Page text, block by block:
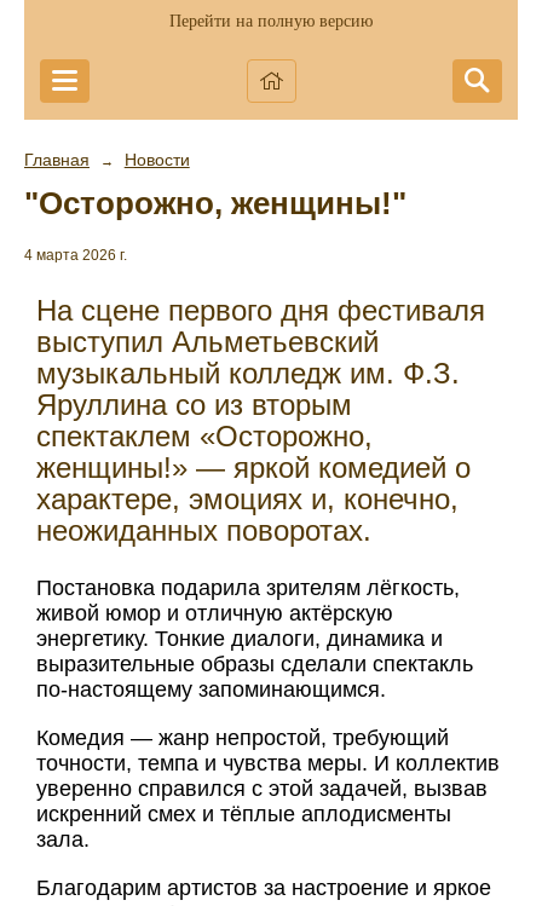
Перейти на полную версию
Главная → Новости
"Осторожно, женщины!"
4 марта 2026 г.
На сцене первого дня фестиваля
выступил Альметьевский
музыкальный колледж им. Ф.З.
Яруллина со из вторым
спектаклем «Осторожно,
женщины!» — яркой комедией о
характере, эмоциях и, конечно,
неожиданных поворотах.
Постановка подарила зрителям лёгкость,
живой юмор и отличную актёрскую
энергетику. Тонкие диалоги, динамика и
выразительные образы сделали спектакль
по-настоящему запоминающимся.
Комедия — жанр непростой, требующий
точности, темпа и чувства меры. И коллектив
уверенно справился с этой задачей, вызвав
искренний смех и тёплые аплодисменты
зала.
Благодарим артистов за настроение и яркое